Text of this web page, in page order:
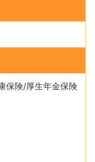
保険/厚生年金保険